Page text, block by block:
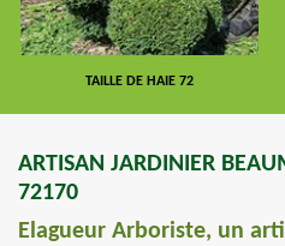
TAILLE DE HAIE 72
ARTISAN JARDINIER
72170
Elagueur Arboriste, un